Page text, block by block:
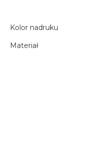
Kolor nadruku
Materiał